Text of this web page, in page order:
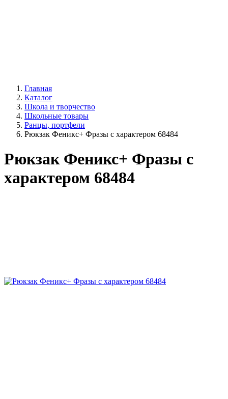
Главная
Каталог
Школа и творчество
Школьные товары
Ранцы, портфели
Рюкзак Феникс+ Фразы с характером 68484
Рюкзак Феникс+ Фразы с
характером 68484